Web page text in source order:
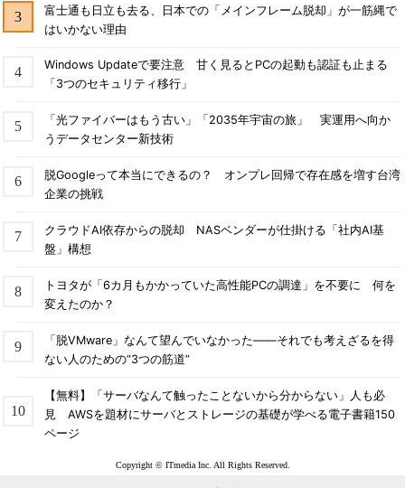
富士通も日立も去る、日本での「メインフレーム脱却」が一筋縄で
はいかない理由
Windows Updateで要注意 甘く見るとPCの起動も認証も止まる
「3つのセキュリティ移行」
「光ファイバーはもう古い」「2035年宇宙の旅」 実運用へ向か
うデータセンター新技術
脱Googleって本当にできるの？ オンプレ回帰で存在感を増す台湾
企業の挑戦
クラウドAI依存からの脱却 NASベンダーが仕掛ける「社内AI基
盤」構想
トヨタが「6カ月もかかっていた高性能PCの調達」を不要に 何を
変えたのか？
「脱VMware」なんて望んでいなかった――それでも考えざるを得
ない人のための“3つの筋道”
【無料】「サーバなんて触ったことないから分からない」人も必
見 AWSを題材にサーバとストレージの基礎が学べる電子書籍150
ページ
Copyright © ITmedia Inc. All Rights Reserved.